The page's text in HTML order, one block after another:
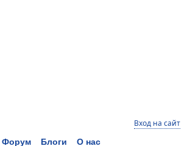
Вход на сайт
Форум Блоги О нас